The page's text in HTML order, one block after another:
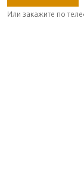
Или закажите по